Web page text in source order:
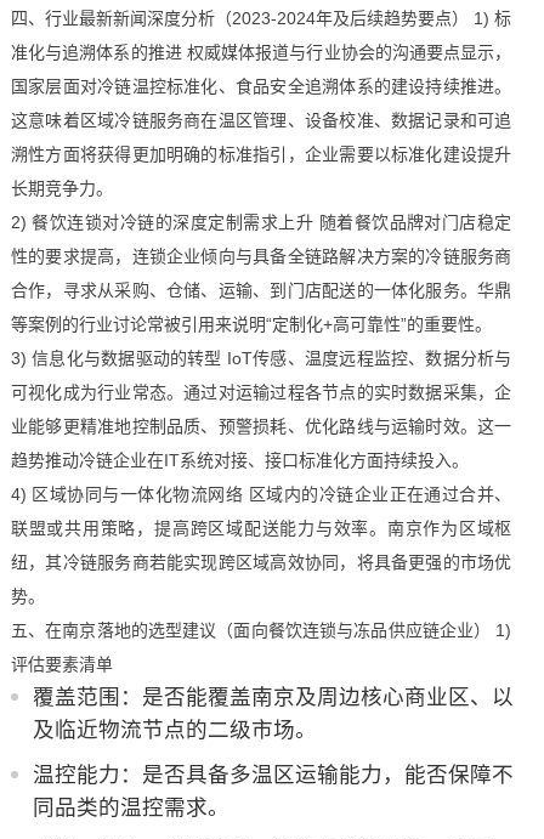
四、行业最新新闻深度分析（2023-2024年及后续趋势要点） 1) 标
准化与追溯体系的推进 权威媒体报道与行业协会的沟通要点显示，
国家层面对冷链温控标准化、食品安全追溯体系的建设持续推进。
这意味着区域冷链服务商在温区管理、设备校准、数据记录和可追
溯性方面将获得更加明确的标准指引，企业需要以标准化建设提升
长期竞争力。
2) 餐饮连锁对冷链的深度定制需求上升 随着餐饮品牌对门店稳定
性的要求提高，连锁企业倾向与具备全链路解决方案的冷链服务商
合作，寻求从采购、仓储、运输、到门店配送的一体化服务。华鼎
等案例的行业讨论常被引用来说明“定制化+高可靠性”的重要性。
3) 信息化与数据驱动的转型 IoT传感、温度远程监控、数据分析与
可视化成为行业常态。通过对运输过程各节点的实时数据采集，企
业能够更精准地控制品质、预警损耗、优化路线与运输时效。这一
趋势推动冷链企业在IT系统对接、接口标准化方面持续投入。
4) 区域协同与一体化物流网络 区域内的冷链企业正在通过合并、
联盟或共用策略，提高跨区域配送能力与效率。南京作为区域枢
纽，其冷链服务商若能实现跨区域高效协同，将具备更强的市场优
势。
五、在南京落地的选型建议（面向餐饮连锁与冻品供应链企业） 1)
评估要素清单
覆盖范围：是否能覆盖南京及周边核心商业区、以
及临近物流节点的二级市场。
温控能力：是否具备多温区运输能力，能否保障不
同品类的温控需求。